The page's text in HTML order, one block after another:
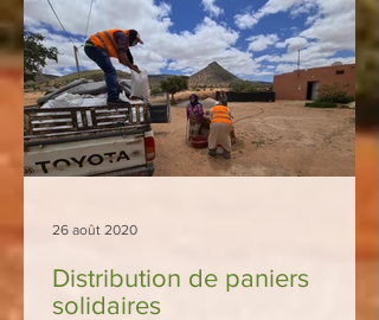
Distribution de paniers
solidaires
26 août 2020